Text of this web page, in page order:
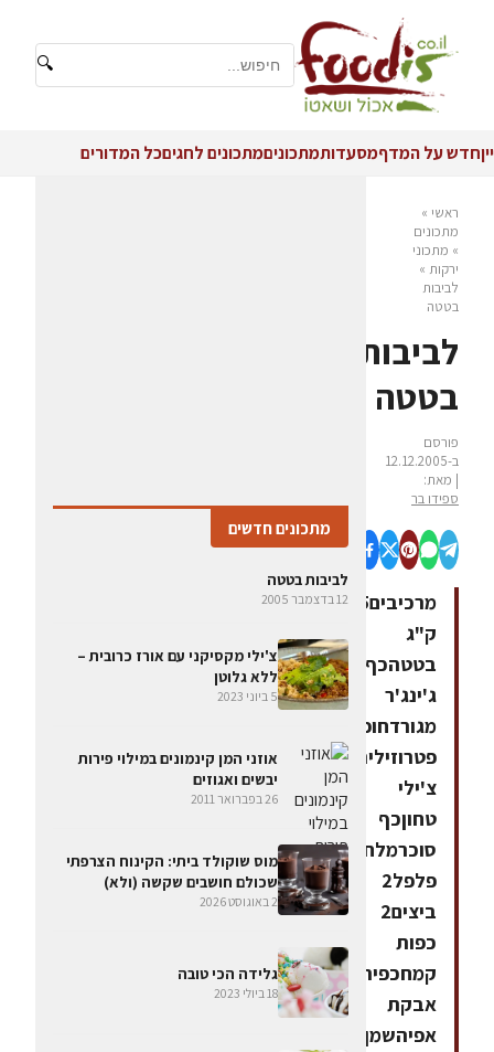
🔍
ייןחדש על המדףמסעדותמתכוניםמתכונים לחגיםכל המדורים
ראשי »
מתכונים
» מתכוני
ירקות »
לביבות
בטטה
לביבות
בטטה
פורסם
ב-12.12.2005
| מאת:
ספידו בר
מרכיבים0.5
ק"ג
בטטהכף
ג'ינג'ר
מגורדחופן
פטרוזיליהקורט
צ'ילי
טחוןכף
סוכרמלח
פלפל2
ביצים2
כפות
קמחכפית
אבקת
אפיהשמן
מתכונים חדשים
לביבות בטטה
12 בדצמבר 2005
צ'ילי מקסיקני עם אורז כרובית –
ללא גלוטן
5 ביוני 2023
אוזני המן קינמונים במילוי פירות
יבשים ואגוזים
26 בפברואר 2011
מוס שוקולד ביתי: הקינוח הצרפתי
שכולם חושבים שקשה (ולא)
2 באוגוסט 2026
גלידה הכי טובה
18 ביולי 2023